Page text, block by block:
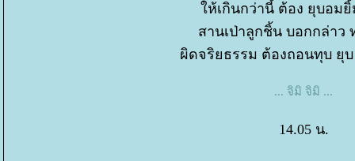
ห้เกินกว่านี้ ต้อง ยุบอมยิ้
สานเป่าลูกชิ้น บอกกล่าว
ผิดจริยธรรม ต้องถอนทุบ ยุ
... จิมิ จิมิ ...
14.05 น.